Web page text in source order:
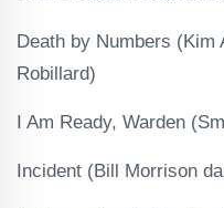
Death by Numbers (Kim
Robillard)
I Am Ready, Warden
Incident (Bill Morrison